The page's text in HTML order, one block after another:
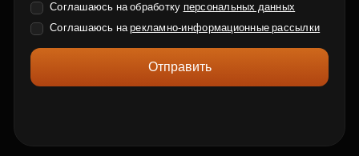
Соглашаюсь на обработку персональных данных
Соглашаюсь нарекламно-информационные рассылки
Отправить